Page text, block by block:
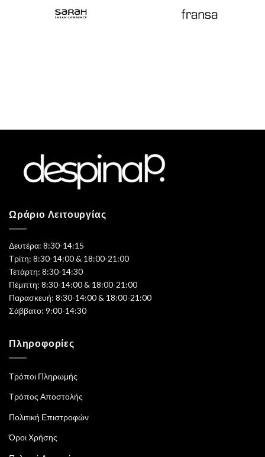
Ωράριο Λειτουργίας
Δευτέρα: 8:30-14:15
Τρίτη: 8:30-14:00 & 18:00-21:00
Τετάρτη: 8:30-14:30
Πέμπτη: 8:30-14:00 & 18:00-21:00
Παρασκευή: 8:30-14:00 & 18:00-21:00
Σάββατο: 9:00-14:30
Πληροφορίες
Τρόποι Πληρωμής
Τρόπος Αποστολής
Πολιτική Επιστροφών
Όροι Χρήσης